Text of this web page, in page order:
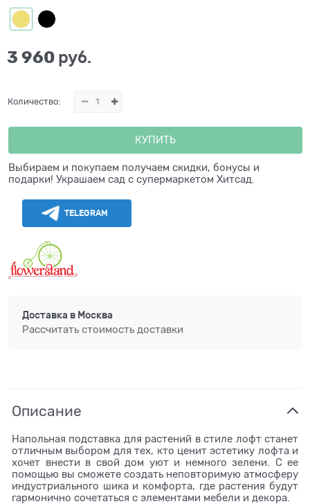
3 960 руб.
Количество:
КУПИТЬ
Выбираем и покупаем получаем скидки, бонусы и
подарки! Украшаем сад с супермаркетом Хитсад.
TELEGRAM
Доставка в Москва
Рассчитать стоимость доставки
Описание
Напольная подставка для растений в стиле лофт станет
отличным выбором для тех, кто ценит эстетику лофта и
хочет внести в свой дом уют и немного зелени. С ее
помощью вы сможете создать неповторимую атмосферу
индустриального шика и комфорта, где растения будут
гармонично сочетаться с элементами мебели и декора.